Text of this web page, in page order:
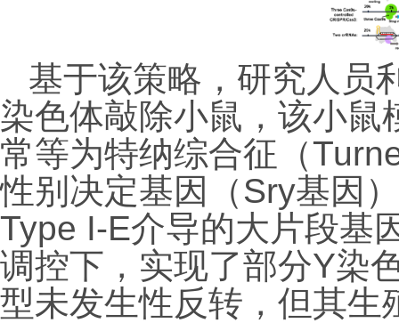
基于该策略，研究人员
染色体敲除小鼠，该小鼠
常等为特纳综合征（
性别决定基因（Sry基因）
Type I-E介导的大片段基
调控下，实现了部分Y染
型未发生性反转，但其生